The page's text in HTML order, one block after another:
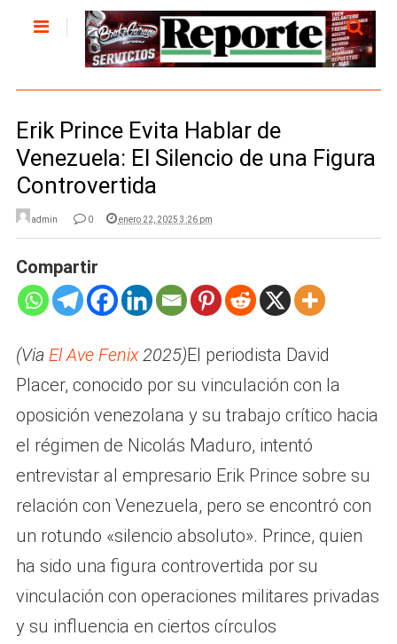
Erik Prince Evita Hablar de
Venezuela: El Silencio de una Figura
Controvertida
admin 0 enero 22, 2025 3:26 pm
Compartir
(Via El Ave Fenix2025)El periodista David
Placer, conocido por su vinculación con la
oposición venezolana y su trabajo crítico hacia
el régimen de Nicolás Maduro, intentó
entrevistar al empresario Erik Prince sobre su
relación con Venezuela, pero se encontró con
un rotundo «silencio absoluto». Prince, quien
ha sido una figura controvertida por su
vinculación con operaciones militares privadas
y su influencia en ciertos círculos